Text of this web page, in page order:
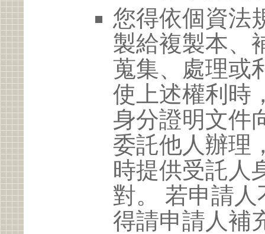
您得依個資法
製給複製本、
蒐集、處理或
使上述權利時
身分證明文件
委託他人辦理
時提供受託人
對。 若申請
得請申請人補